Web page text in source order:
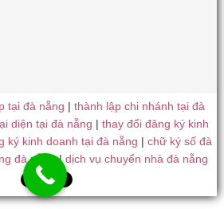
tại đà nẵng |thành lập chi nhánh tại đà
diện tại đà nẵng |thay đổi đăng ký kinh
ký kinh doanh tại đà nẵng |chữ ký số đà
đà nẵng|dịch vụ chuyển nhà đà nẵng